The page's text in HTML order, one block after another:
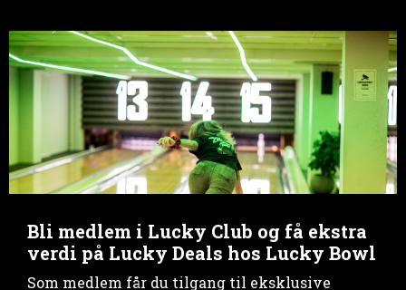
Bli medlem i Lucky Club og få ekstra
verdi på Lucky Deals hos Lucky Bowl
Som medlem får du tilgang til eksklusive